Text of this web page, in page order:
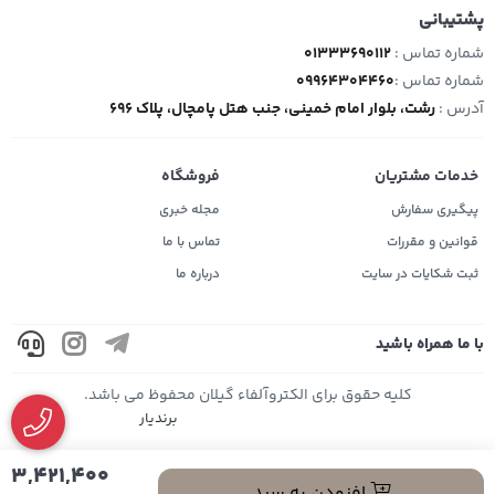
3,421,400
پشتیبانی
شماره تماس :01333690112
شماره تماس :09964304460
آدرس :رشت، بلوار امام خمینی، جنب هتل پامچال، پلاک 696
خدمات مشتریان
پیگیری سفارش
قوانین و مقررات
ثبت شکایات در سایت
فروشگاه
مجله خبری
تماس با ما
درباره ما
با ما همراه باشید
کلیه حقوق برای الکتروآلفاء گیلان محفوظ می باشد.